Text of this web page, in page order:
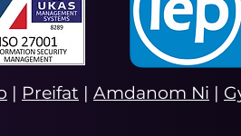
| Preifat | Amdanom Ni |